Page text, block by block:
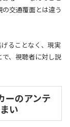
交通覆面とは違う
ることなく、現実
、視聴者に対し説
ーのアンテ
い